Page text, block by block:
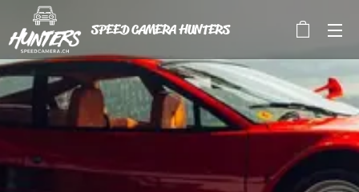
SPEED CAMERA HUNTERS